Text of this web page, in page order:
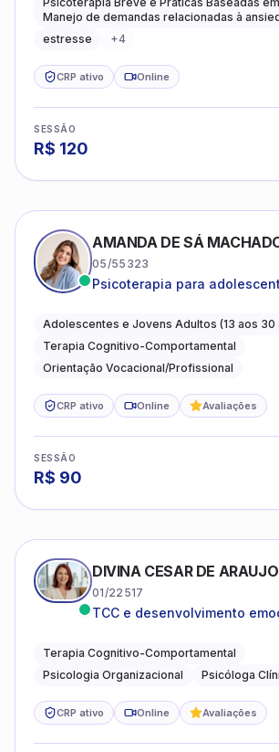
Manejo de demandas relacionadas à
estresse
+4
CRP ativo Online
SESSÃO
R$ 120
AMANDA DE SÁ
05/55323
Psicoterapia para
autoestima, relações e
profissional
Adolescentes e Jovens Adultos (13 aos 30
Terapia Cognitivo-Comportamental
Orientação Vocacional/Profissional
CRP ativo Online Avaliações
SESSÃO
R$ 90
DIVINA CESAR DE ARAUJO
01/22517
TCC e desenvolvimento
Terapia Cognitivo-Comportamental
Psicologia Organizacional
Psicóloga
CRP ativo Online Avaliações